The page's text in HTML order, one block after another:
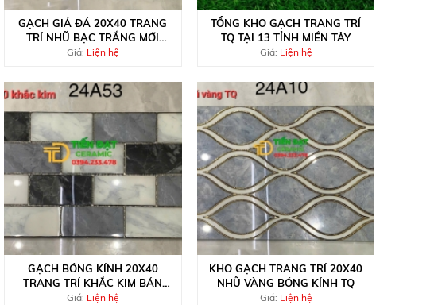
GẠCH GIẢ ĐÁ 20X40 TRANG
TRÍ NHŨ BẠC TRẮNG MỚI
NHẤT
Giá: Liện hệ
TỔNG KHO GẠCH TRANG TRÍ
TQ TẠI 13 TỈNH MIỀN TÂY
Giá: Liện hệ
GẠCH BÓNG KÍNH 20X40
TRANG TRÍ KHẮC KIM BÁN
CHẠY NHẤT
Giá: Liện hệ
KHO GẠCH TRANG TRÍ 20X40
NHŨ VÀNG BÓNG KÍNH TQ
Giá: Liện hệ